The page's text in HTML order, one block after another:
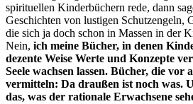
spirituellen Kinderbüchern rede, dann
Geschichten von lustigen Schutzengeln,
die sich ja doch schon in Massen in der
Nein, ich meine Bücher, in denen
dezente Weise Werte und Konzepte
Seele wachsen lassen. Bücher, die vor
vermitteln: Da draußen ist noch was.
das, was der rationale Erwachsene